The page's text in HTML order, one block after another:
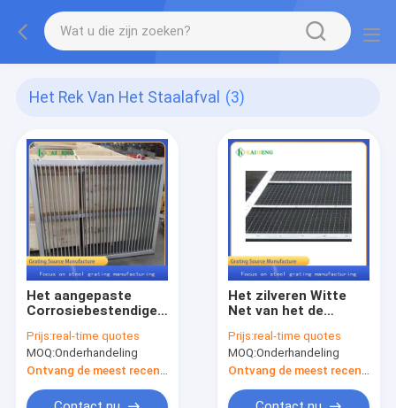
Het Rek Van Het Staalafval (3)
Het aangepaste
Corrosiebestendige
Staalafval voor
Duikers
Prijs:real-time quotes
MOQ:Onderhandeling
Het zilveren Witte
Net van het de
van het damafval
voor Behandeling van
afvalwater
Prijs:real-time quotes
MOQ:Onderhandeling